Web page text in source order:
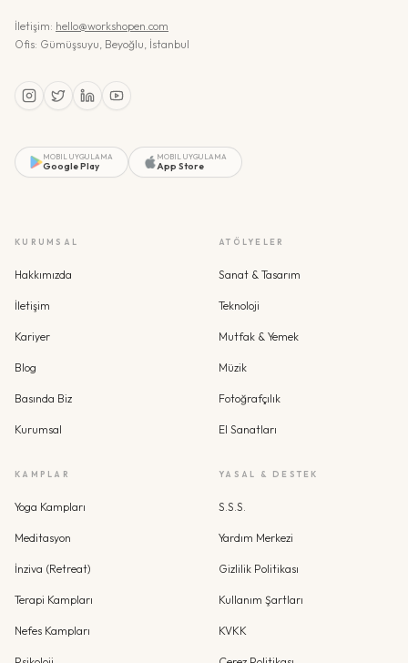
İletişim: hello@workshopen.com
Ofis: Gümüşsuyu, Beyoğlu, İstanbul
MOBIL UYGULAMA
Google Play
MOBIL UYGULAMA
App Store
KURUMSAL
Hakkımızda
İletişim
Kariyer
Blog
Basında Biz
Kurumsal
ATÖLYELER
Sanat & Tasarım
Teknoloji
Mutfak & Yemek
Müzik
Fotoğrafçılık
El Sanatları
KAMPLAR
Yoga Kampları
Meditasyon
İnziva (Retreat)
Terapi Kampları
Nefes Kampları
YASAL & DESTEK
S.S.S.
Yardım Merkezi
Gizlilik Politikası
Kullanım Şartları
KVKK